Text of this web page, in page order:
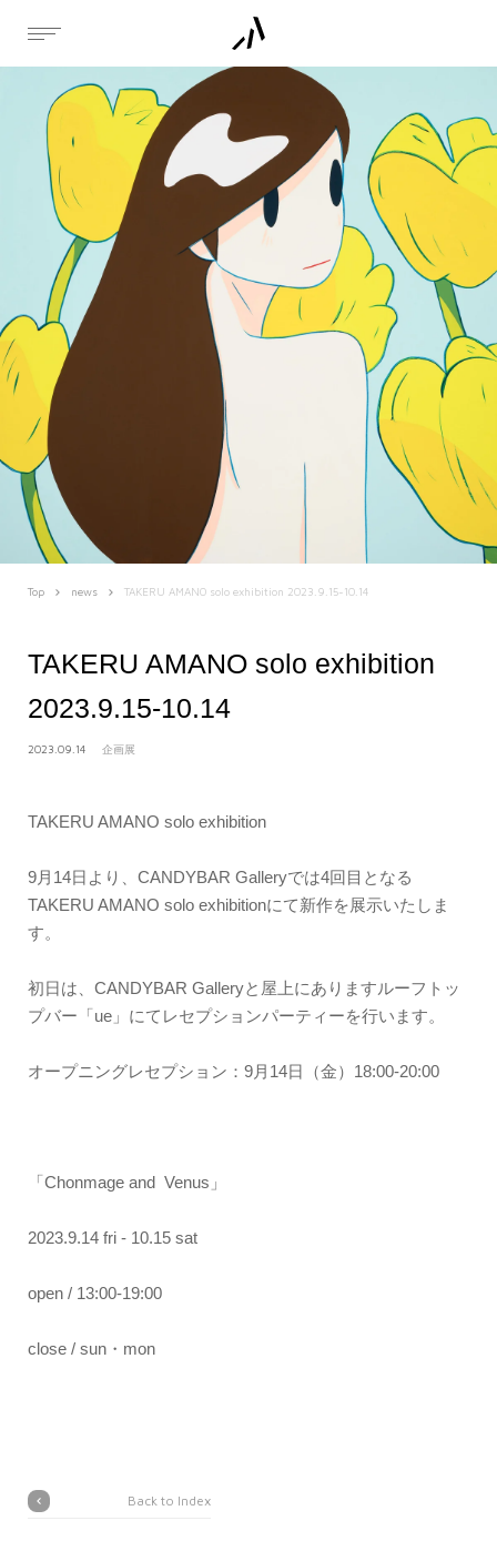
Top news TAKERU AMANO solo exhibition 2023.9.15-10.14
TAKERU AMANO solo exhibition
2023.9.15-10.14
2023.09.14 企画展
TAKERU AMANO solo exhibition
9月14日より、CANDYBAR Galleryでは4回目となる
TAKERU AMANO solo exhibitionにて新作を展示いたしま
す。
初日は、CANDYBAR Galleryと屋上にありますルーフトッ
プバー「ue」にてレセプションパーティーを行います。
オープニングレセプション：9月14日（金）18:00-20:00
「Chonmage and Venus」
2023.9.14 fri - 10.15 sat
open / 13:00-19:00
close / sun・mon
Back to Index